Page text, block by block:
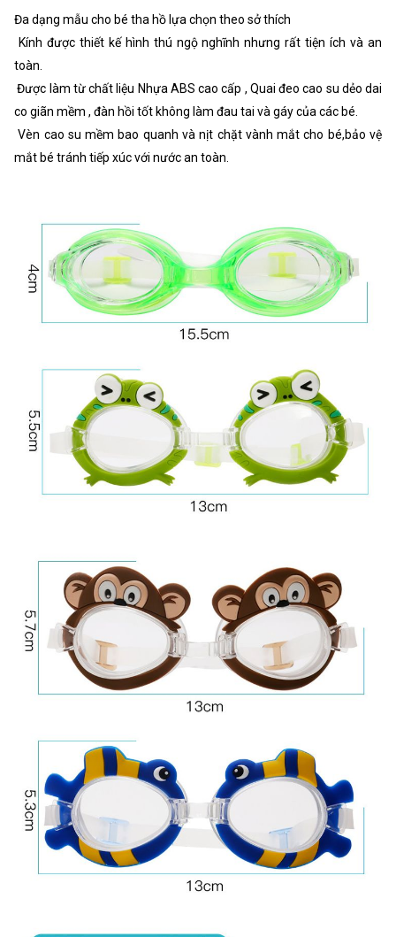
Đa dạng mẫu cho bé tha hồ lựa chọn theo sở thích
Kính được thiết kế hình thú ngộ nghĩnh nhưng rất tiện ích và an
toàn.
Được làm từ chất liệu Nhựa ABS cao cấp , Quai đeo cao su dẻo dai
co giãn mềm , đàn hồi tốt không làm đau tai và gáy của các bé.
Vèn cao su mềm bao quanh và nịt chặt vành mắt cho bé,bảo vệ
mắt bé tránh tiếp xúc với nước an toàn.